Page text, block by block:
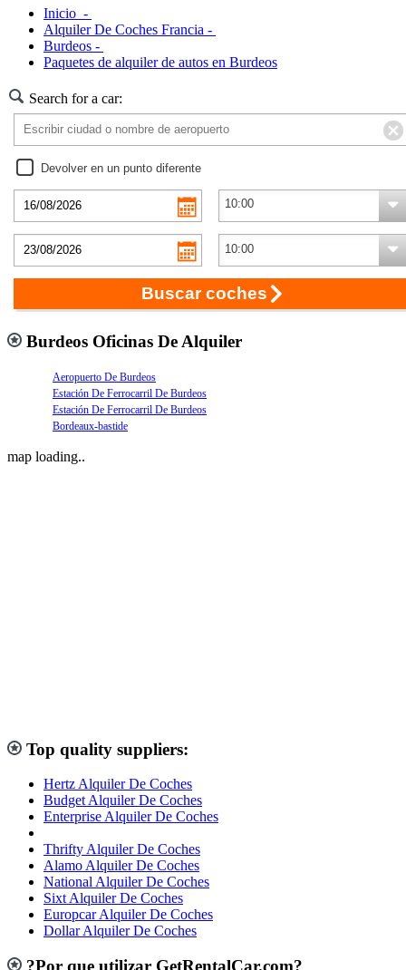
Inicio -
Alquiler De Coches Francia -
Burdeos -
Paquetes de alquiler de autos en Burdeos
Search for a car:
Devolver en un punto diferente
Buscar coches
Burdeos Oficinas De Alquiler
Aeropuerto De Burdeos
Estación De Ferrocarril De Burdeos
Estación De Ferrocarril De Burdeos
Bordeaux-bastide
map loading..
Top quality suppliers:
Hertz Alquiler De Coches
Budget Alquiler De Coches
Enterprise Alquiler De Coches
Thrifty Alquiler De Coches
Alamo Alquiler De Coches
National Alquiler De Coches
Sixt Alquiler De Coches
Europcar Alquiler De Coches
Dollar Alquiler De Coches
?Por que utilizar GetRentalCar.com?